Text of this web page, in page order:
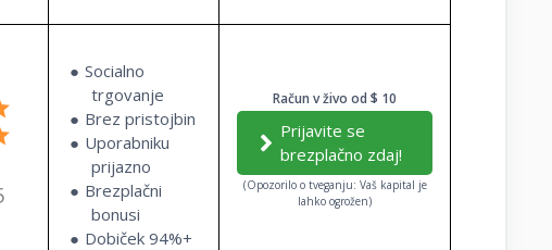
Socialno
trgovanje
Brez pristojbin
Uporabniku
prijazno
Brezplačni
bonusi
Dobiček 94%+
Račun v živo od $ 10
Prijavite se
brezplačno zdaj!
(Opozorilo o tveganju: Vaš kapital je
lahko ogrožen)